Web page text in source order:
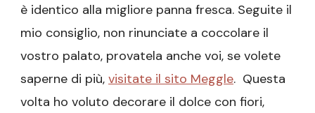
è identico alla migliore panna fresca. Seguite il
mio consiglio, non rinunciate a coccolare il
vostro palato, provatela anche voi, se volete
saperne di più, visitate il sito Meggle. Questa
volta ho voluto decorare il dolce con fiori,